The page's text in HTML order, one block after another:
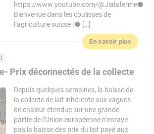
https://www.youtube.com/@Jialaferme●
Bienvenue dans les coulisses de
l’agriculture suisse !● […]
En savoir plus
Prix déconnectés de la collecte
Depuis quelques semaines, la baisse de
la collecte de lait inhérente aux vagues
de chaleur étendue sur une grande
partie de l’Union européenne n’enraye
pas la baisse des prix du lait payé aux